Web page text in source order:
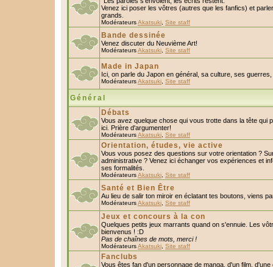
Venez ici poser les vôtres (autres que les fanfics) et
grands.
ModérateursAkatsuki Site staff
Bande dessinée
Venez discuter du Neuvième Art!
ModérateursAkatsuki Site staff
Made in Japan
Ici, on parle du Japon en général, sa culture, ses
ModérateursAkatsuki Site staff
Général
Débats
Vous avez quelque chose qui vous trotte dans la tête qui
ici. Prière d'argumenter!
ModérateursAkatsuki Site staff
Orientation, études, vie active
Vous vous posez des questions sur votre orientation ?
administrative ? Venez ici échanger vos expériences et
ses formalités.
ModérateursAkatsuki Site staff
Santé et Bien Être
Au lieu de salir ton miroir en éclatant tes boutons, viens
ModérateursAkatsuki Site staff
Jeux et concours à la con
Quelques petits jeux marrants quand on s'ennuie. Les
bienvenus ! :D
Pas de chaînes de mots, merci !
ModérateursAkatsuki Site staff
Fanclubs
Vous êtes fan d'un personnage de manga, d'un film,